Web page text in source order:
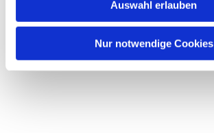
Auswahl erlauben
Nur notwendige Cookies